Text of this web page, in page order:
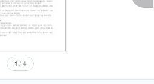
1 / 4